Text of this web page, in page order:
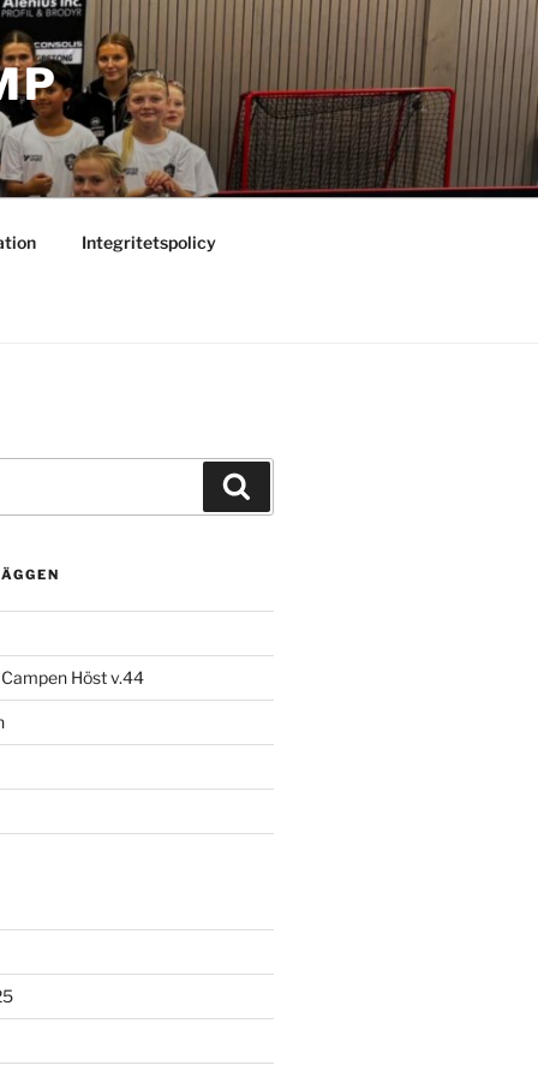
Integritetspolicy
Höst v.44